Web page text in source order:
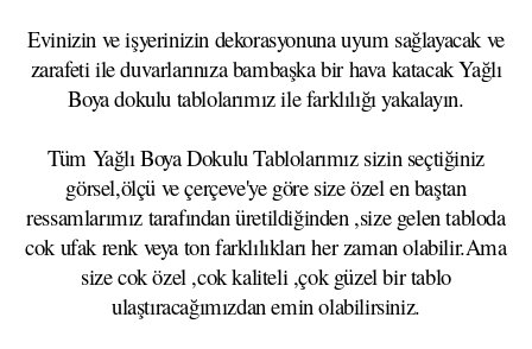
Evinizin ve işyerinizin dekorasyonuna uyum sağlayacak ve
zarafeti ile duvarlarınıza bambaşka bir hava katacak Yağlı
Boya dokulu tablolarımız ile farklılığı yakalayın.
Tüm Yağlı Boya Dokulu Tablolarımız sizin seçtiğiniz
görsel,ölçü ve çerçeve'ye göre size özel en baştan
ressamlarımız tarafından üretildiğinden ,size gelen tabloda
cok ufak renk veya ton farklılıkları her zaman olabilir.Ama
size cok özel ,cok kaliteli ,çok güzel bir tablo
ulaştıracağımızdan emin olabilirsiniz.